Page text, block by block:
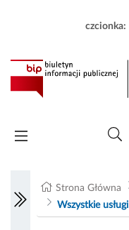
czcionka:
Strona Główna
Wszystkie usługi